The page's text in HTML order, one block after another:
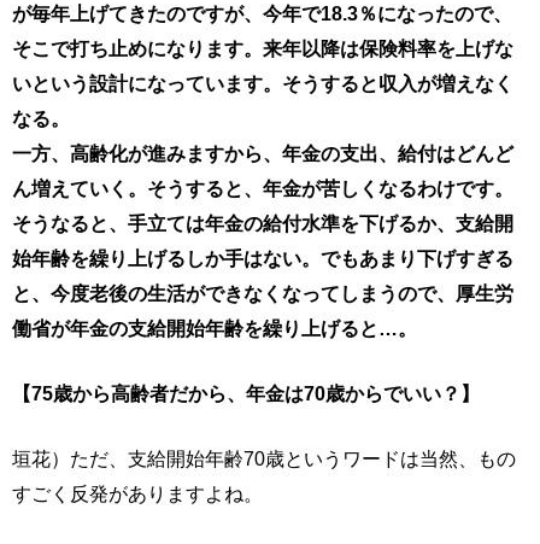
が毎年上げてきたのですが、今年で18.3％になったので、
そこで打ち止めになります。来年以降は保険料率を上げな
いという設計になっています。そうすると収入が増えなく
なる。
一方、高齢化が進みますから、年金の支出、給付はどんど
ん増えていく。そうすると、年金が苦しくなるわけです。
そうなると、手立ては年金の給付水準を下げるか、支給開
始年齢を繰り上げるしか手はない。でもあまり下げすぎる
と、今度老後の生活ができなくなってしまうので、厚生労
働省が年金の支給開始年齢を繰り上げると…。
【75歳から高齢者だから、年金は70歳からでいい？】
垣花）ただ、支給開始年齢70歳というワードは当然、もの
すごく反発がありますよね。